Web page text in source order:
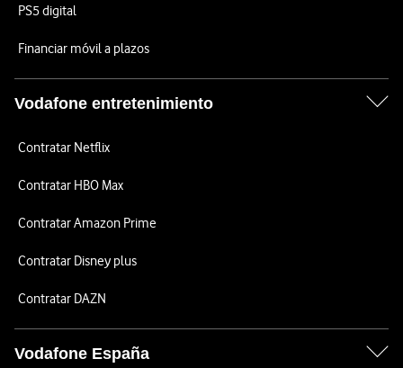
PS5 digital
Financiar móvil a plazos
Vodafone entretenimiento
Contratar Netflix
Contratar HBO Max
Contratar Amazon Prime
Contratar Disney plus
Contratar DAZN
Vodafone España